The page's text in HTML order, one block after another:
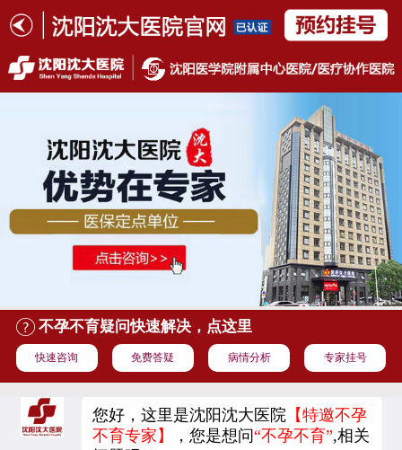
不孕不育疑问快速解决，点这里
快速咨询 免费答疑 病情分析 专家挂号
您好，这里是沈阳沈大医院 【特邀不孕
不育专家】
，您是想问“不孕不育”,相关